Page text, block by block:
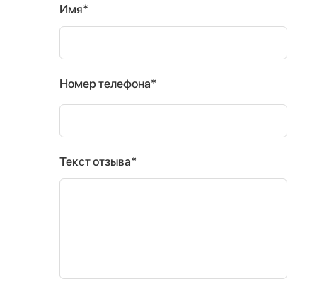
Имя*
Номер телефона*
Текст отзыва*